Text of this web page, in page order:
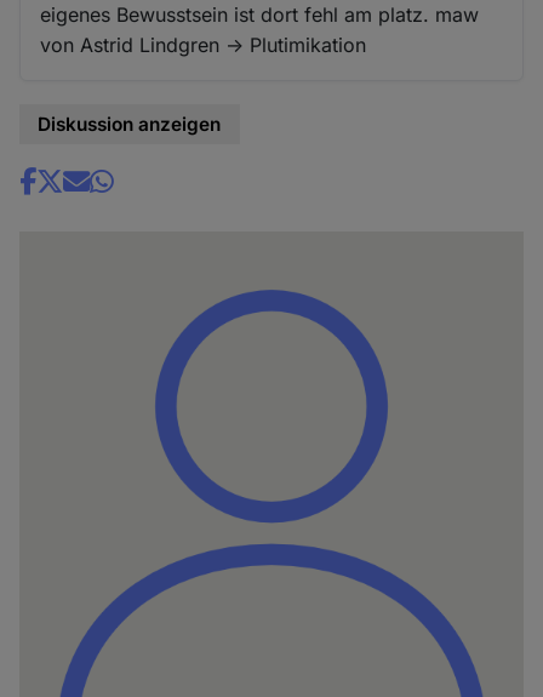
eigenes Bewusstsein ist dort fehl am platz. maw
von Astrid Lindgren -> Plutimikation
Diskussion anzeigen
Share